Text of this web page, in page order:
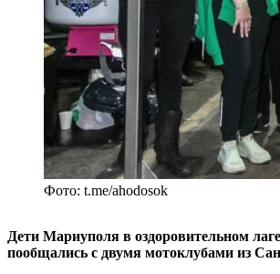
Фото: t.me/ahodosok
Дети Мариуполя в оздоровительном
пообщались с двумя мотоклубами из